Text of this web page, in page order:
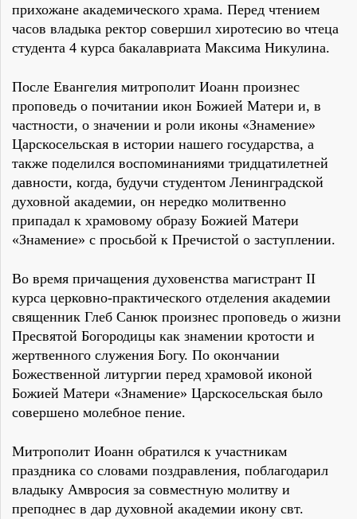
прихожане академического храма. Перед чтением
часов владыка ректор совершил хиротесию во чтеца
студента 4 курса бакалавриата Максима Никулина.
После Евангелия митрополит Иоанн произнес
проповедь о почитании икон Божией Матери и, в
частности, о значении и роли иконы «Знамение»
Царскосельская в истории нашего государства, а
также поделился воспоминаниями тридцатилетней
давности, когда, будучи студентом Ленинградской
духовной академии, он нередко молитвенно
припадал к храмовому образу Божией Матери
«Знамение» с просьбой к Пречистой о заступлении.
Во время причащения духовенства магистрант II
курса церковно-практического отделения академии
священник Глеб Санюк произнес проповедь о жизни
Пресвятой Богородицы как знамении кротости и
жертвенного служения Богу. По окончании
Божественной литургии перед храмовой иконой
Божией Матери «Знамение» Царскосельская было
совершено молебное пение.
Митрополит Иоанн обратился к участникам
праздника со словами поздравления, поблагодарил
владыку Амвросия за совместную молитву и
преподнес в дар духовной академии икону свт.